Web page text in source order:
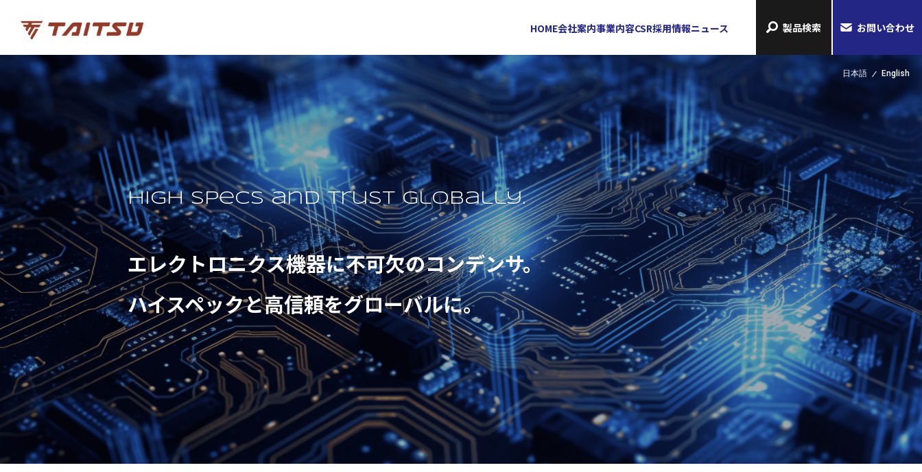
HOME会社案内事業内容CSR採用情報ニュース 製品検索 お問い合わせ
日本語 English
High specs and trust globally.
エレクトロニクス機器に不可欠のコンデンサ。
ハイスペックと高信頼をグローバルに。